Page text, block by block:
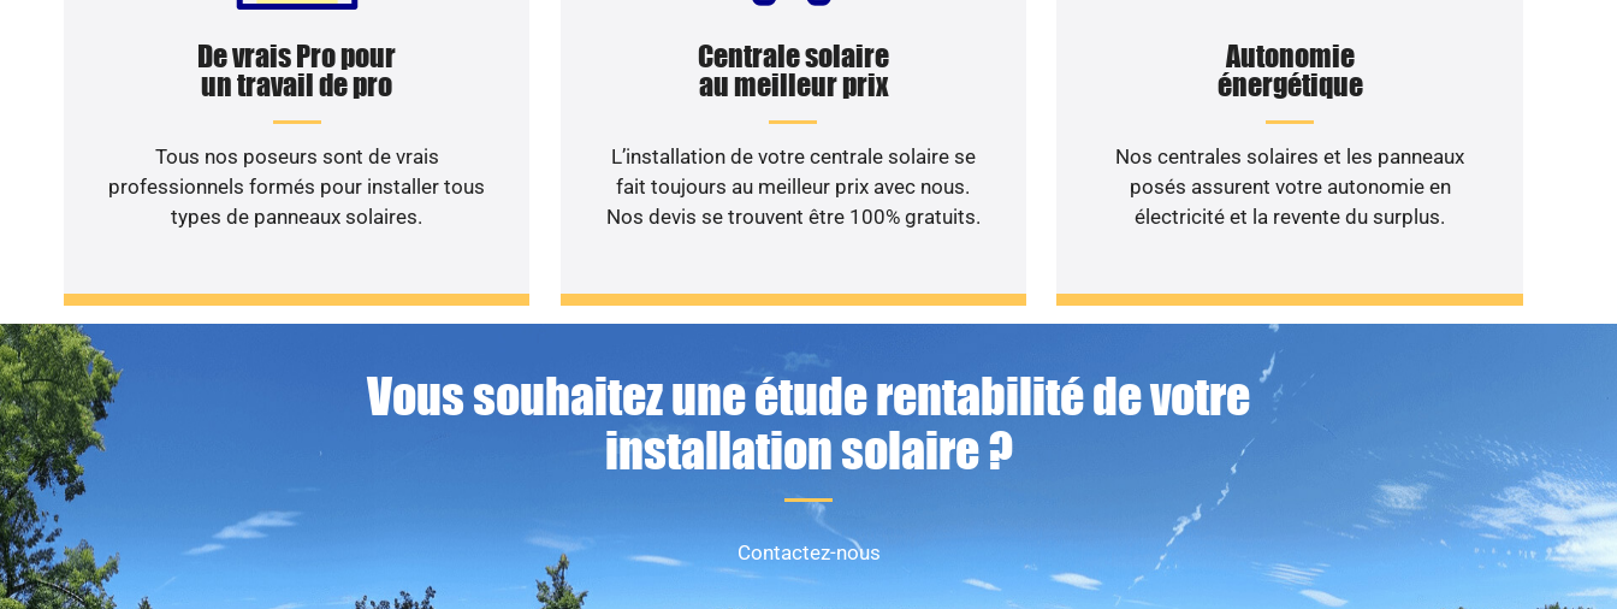
De vrais Pro pour
un travail de pro
Tous nos poseurs sont de vrais
professionnels formés pour installer tous
types de panneaux solaires.
Centrale solaire
au meilleur prix
L’installation de votre centrale solaire se
fait toujours au meilleur prix avec nous.
Nos devis se trouvent être 100% gratuits.
Autonomie
énergétique
Nos centrales solaires et les panneaux
posés assurent votre autonomie en
électricité et la revente du surplus.
Vous souhaitez une étude rentabilité de votre
installation solaire ?
Contactez-nous